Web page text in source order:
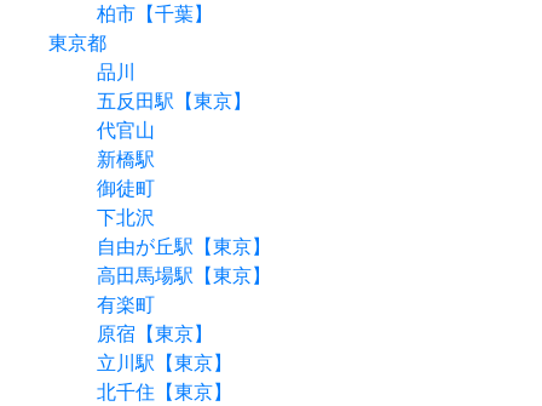
柏市【千葉】
東京都
品川
五反田駅【東京】
代官山
新橋駅
御徒町
下北沢
自由が丘駅【東京】
高田馬場駅【東京】
有楽町
原宿【東京】
立川駅【東京】
北千住【東京】